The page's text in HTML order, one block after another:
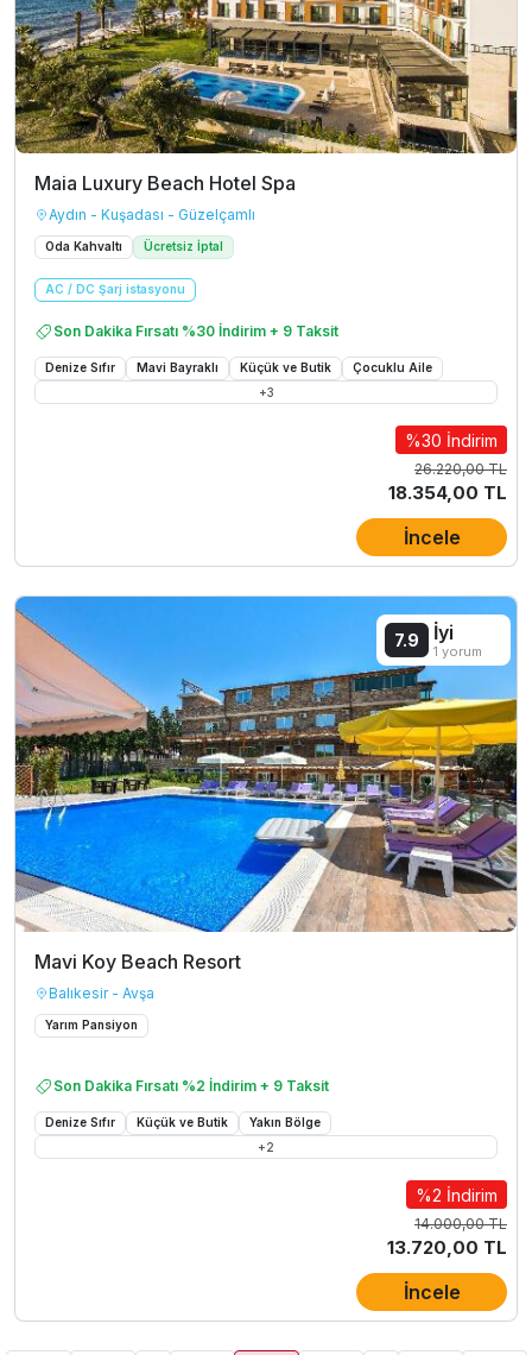
Maia Luxury Beach Hotel Spa
Aydın - Kuşadası - Güzelçamlı
Oda Kahvaltı Ücretsiz İptal
AC / DC Şarj istasyonu
Son Dakika Fırsatı %30 İndirim + 9 Taksit
Denize Sıfır Mavi Bayraklı Küçük ve Butik
Çocuklu Aile
+3
%30 İndirim
26.220,00 TL
18.354,00 TL
İncele
Mavi Koy Beach Resort
Balıkesir - Avşa
Yarım Pansiyon
Son Dakika Fırsatı %2 İndirim + 9 Taksit
Denize Sıfır Küçük ve Butik
Yakın Bölge
+2
7.9 İyi
1 yorum
%2 İndirim
14.000,00 TL
13.720,00 TL
İncele